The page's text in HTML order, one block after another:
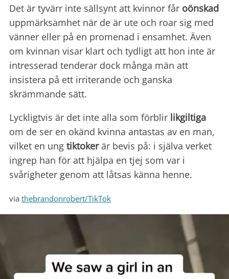
Det är tyvärr inte sällsynt att kvinnor får oönskad
uppmärksamhet när de är ute och roar sig med
vänner eller på en promenad i ensamhet. Även
om kvinnan visar klart och tydligt att hon inte är
intresserad tenderar dock många män att
insistera på ett irriterande och ganska
skrämmande sätt.
Lyckligtvis är det inte alla som förblir likgiltiga
om de ser en okänd kvinna antastas av en man,
vilket en ung tiktokerär bevis på: i själva verket
ingrep han för att hjälpa en tjej som var i
svårigheter genom att låtsas känna henne.
via thebrandonrobert/TikTok